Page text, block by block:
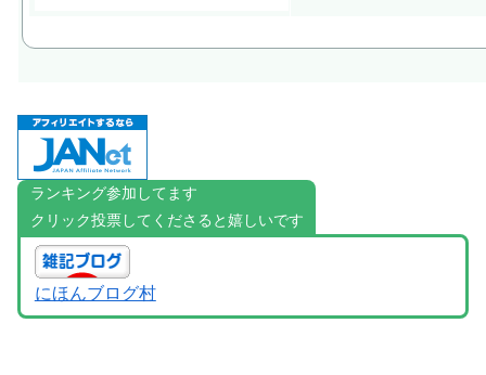
ランキング参加してます
クリック投票してくださると嬉しいです
にほんブログ村